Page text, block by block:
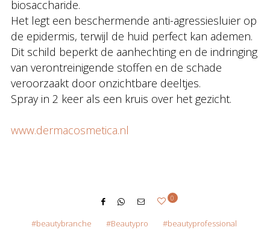
biosaccharide.
Het legt een beschermende anti-agressiesluier op
de epidermis, terwijl de huid perfect kan ademen.
Dit schild beperkt de aanhechting en de indringing
van verontreinigende stoffen en de schade
veroorzaakt door onzichtbare deeltjes.
Spray in 2 keer als een kruis over het gezicht.
www.dermacosmetica.nl
0
beautybranche Beautypro
beautyprofessional